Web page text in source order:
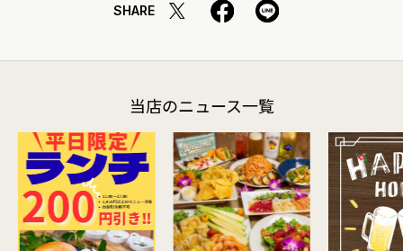
SHARE
当店のニュース一覧